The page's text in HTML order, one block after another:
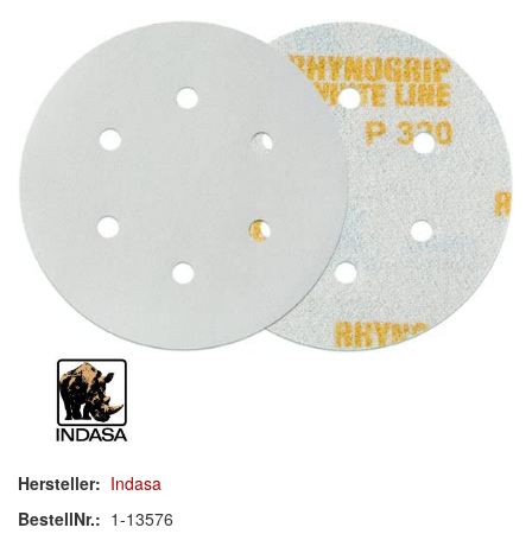
Schleif-Handpads
Zubehör/Hilfsmittel
Kleben & Beschichten
Spachteln
Lackieren
Polieren
Malerbedarf & Zubehör
Werkzeug & Maschinen
Reinigen
Hersteller: Indasa
BestellNr.: 1-13576